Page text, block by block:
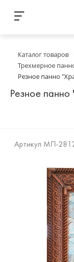
Каталог товаров
Трехмерное
Резное панно
Резное
Артикул МП-